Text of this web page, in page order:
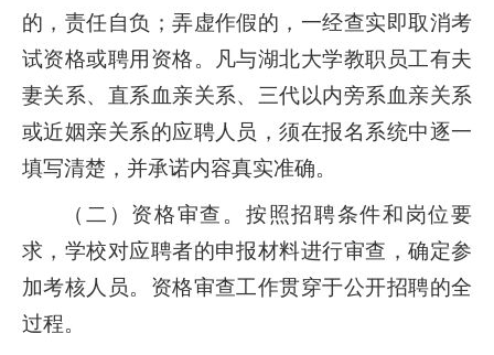
的，责任自负；弄虚作假的，一经查实即取消考
试资格或聘用资格。凡与湖北大学教职员工有夫
妻关系、直系血亲关系、三代以内旁系血亲关系
或近姻亲关系的应聘人员，须在报名系统中逐一
填写清楚，并承诺内容真实准确。
（二）资格审查。按照招聘条件和岗位要
求，学校对应聘者的申报材料进行审查，确定参
加考核人员。资格审查工作贯穿于公开招聘的全
过程。